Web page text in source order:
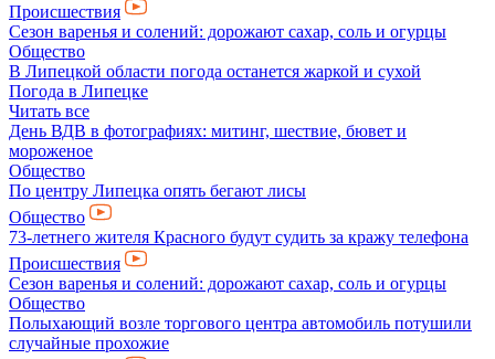
Происшествия
Сезон варенья и солений: дорожают сахар, соль и огурцы
Общество
В Липецкой области погода останется жаркой и сухой
Погода в Липецке
Читать все
День ВДВ в фотографиях: митинг, шествие, бювет и
мороженое
Общество
По центру Липецка опять бегают лисы
Общество
73-летнего жителя Красного будут судить за кражу телефона
Происшествия
Сезон варенья и солений: дорожают сахар, соль и огурцы
Общество
Полыхающий возле торгового центра автомобиль потушили
случайные прохожие